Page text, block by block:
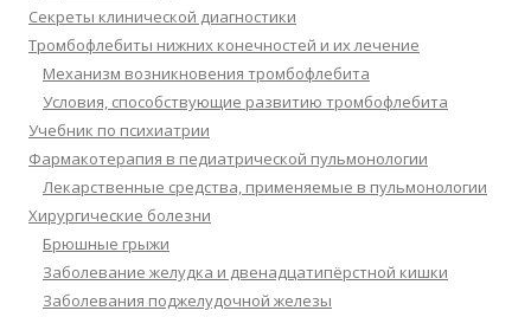
Секреты клинической диагностики
Тромбофлебиты нижних конечностей и их лечение
Механизм возникновения тромбофлебита
Условия, способствующие развитию тромбофлебита
Учебник по психиатрии
Фармакотерапия в педиатрической пульмонологии
Лекарственные средства, применяемые в пульмонологии
Хирургические болезни
Брюшные грыжи
Заболевание желудка и двенадцатипёрстной кишки
Заболевания поджелудочной железы